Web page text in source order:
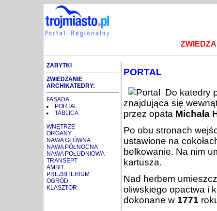
ZABYTKI
ZWIEDZANIE
ARCHIKATEDRY:
FASADA
PORTAL
TABLICA
WNĘTRZE
ORGANY
NAWA GŁÓWNA
NAWA PÓŁNOCNA
NAWA POŁUDNIOWA
TRANSEPT
AMBIT
PREZBITERIUM
OGRÓD
KLASZTOR
PORTAL
Do katedry
znajdująca się
przez opata Michała
Po obu stronach
ustawione na
belkowanie. Na nim
kartusza.
Nad herbem
oliwskiego opactwa i
dokonane w 1771